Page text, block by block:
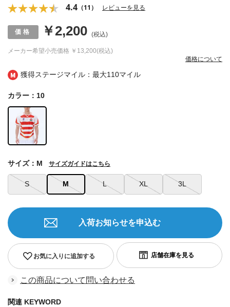
獲得ステージマイル：最大110マイル
4.4 （11） レビューを見る
メーカー希望小売価格 ￥13,200(税込)
￥2,200 (税込)
価格について
カラー：10
S M L XL 3L
サイズ：M サイズガイドはこちら
お気に入りに追加する
入荷お知らせを申込む
この商品について問い合わせる
関連 KEYWORD